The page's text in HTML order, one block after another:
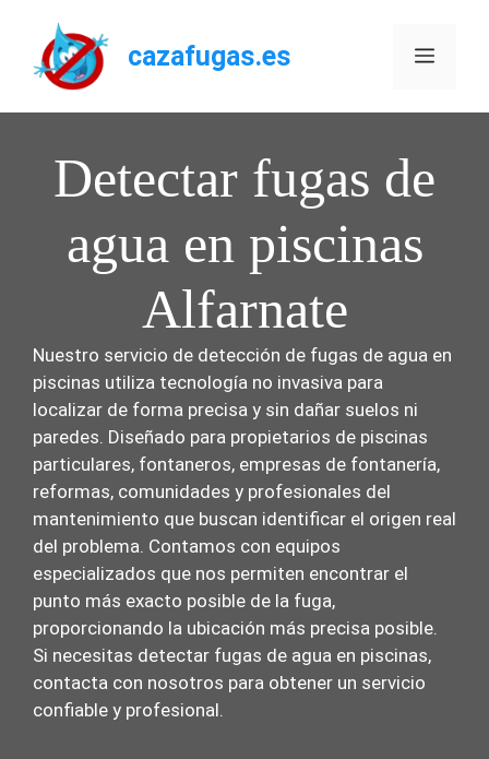
contenido
cazafugas.es Menú
Detectar fugas de
agua en piscinas
Alfarnate
Nuestro servicio de detección de fugas de agua en
piscinas utiliza tecnología no invasiva para
localizar de forma precisa y sin dañar suelos ni
paredes. Diseñado para propietarios de piscinas
particulares, fontaneros, empresas de fontanería,
reformas, comunidades y profesionales del
mantenimiento que buscan identificar el origen real
del problema. Contamos con equipos
especializados que nos permiten encontrar el
punto más exacto posible de la fuga,
proporcionando la ubicación más precisa posible.
Si necesitas detectar fugas de agua en piscinas,
contacta con nosotros para obtener un servicio
confiable y profesional.